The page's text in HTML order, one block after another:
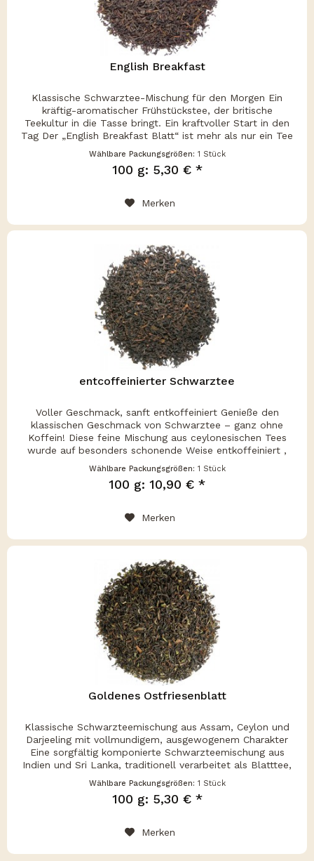
English Breakfast
Klassische Schwarztee-Mischung für den Morgen Ein
kräftig-aromatischer Frühstückstee, der britische
Teekultur in die Tasse bringt. Ein kraftvoller Start in den
Tag Der „English Breakfast Blatt“ ist mehr als nur ein Tee
Wählbare Packungsgrößen: 1 Stück
100 g: 5,30 € *
Merken
entcoffeinierter Schwarztee
Voller Geschmack, sanft entkoffeiniert Genieße den
klassischen Geschmack von Schwarztee – ganz ohne
Koffein! Diese feine Mischung aus ceylonesischen Tees
wurde auf besonders schonende Weise entkoffeiniert ,
sodass das volle Aroma und der...
Wählbare Packungsgrößen: 1 Stück
100 g: 10,90 € *
Merken
Goldenes Ostfriesenblatt
Klassische Schwarzteemischung aus Assam, Ceylon und
Darjeeling mit vollmundigem, ausgewogenem Charakter
Eine sorgfältig komponierte Schwarzteemischung aus
Indien und Sri Lanka, traditionell verarbeitet als Blatttee,
Wählbare Packungsgrößen: 1 Stück
100 g: 5,30 € *
Merken